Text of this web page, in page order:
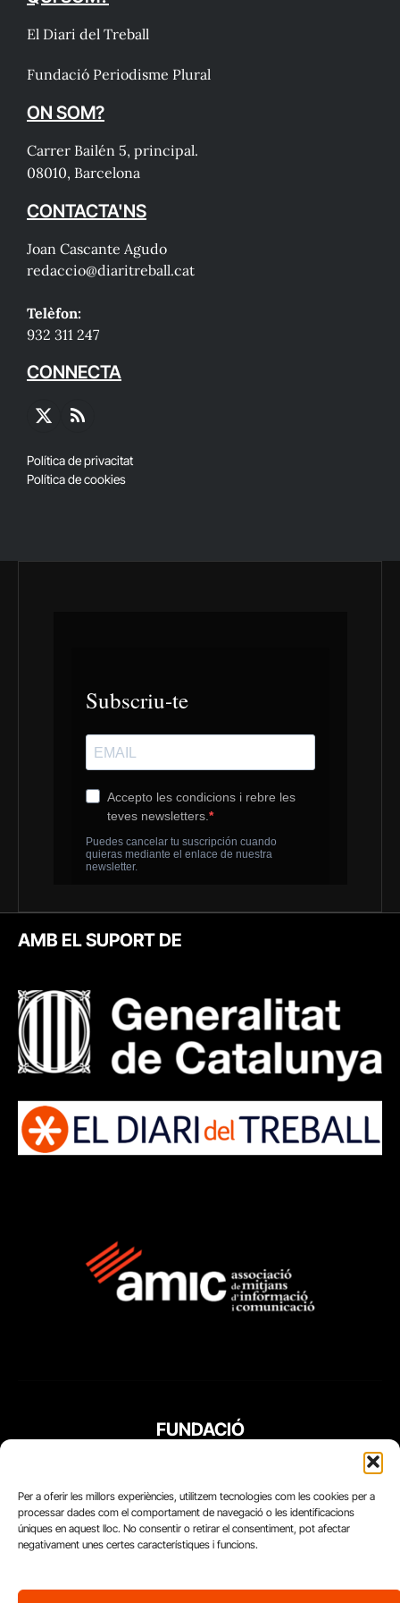
Per a oferir les millors experiències, utilitzem tecnologies com les cookies per a
processar dades com el comportament de navegació o les identificacions
úniques en aquest lloc. No consentir o retirar el consentiment, pot afectar
negativament unes certes característiques i funcions.
El Diari del Treball
Fundació Periodisme Plural
ON SOM?
Carrer Bailén 5, principal.
08010, Barcelona
CONTACTA'NS
Joan Cascante Agudo
redaccio@diaritreball.cat
Telèfon:
932 311 247
CONNECTA
X
RSS
Política de privacitat
Política de cookies
AMB EL SUPORT DE
FUNDACIÓ